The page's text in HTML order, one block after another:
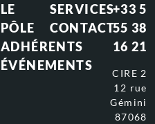
LE
PÔLE
ADHÉRENTS
ÉVÉNEMENTS
SERVICES
CONTACT
+33 5
55 38
16 21
CIRE 2
12 rue
Gémini
87068